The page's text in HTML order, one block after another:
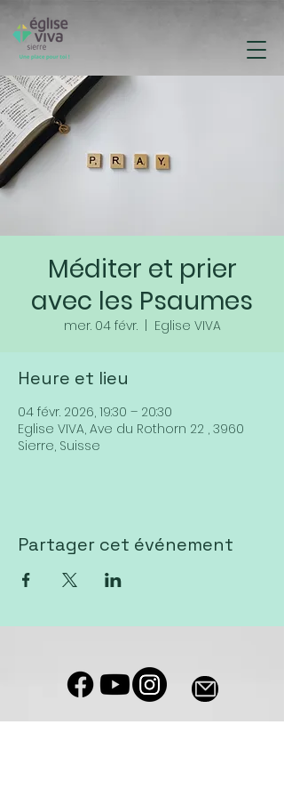
Méditer et prier
avec les Psaumes
mer. 04 févr.
  |
Eglise VIVA
Heure et lieu
04 févr. 2026, 19:30 – 20:30
Eglise VIVA, Ave du Rothorn 22 , 3960
Sierre, Suisse
Partager cet événement